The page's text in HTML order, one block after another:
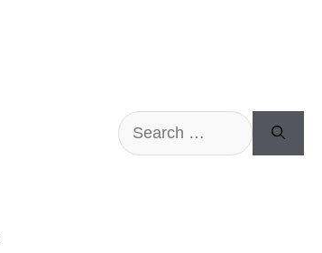
Search
for: